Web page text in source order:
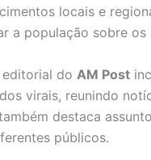
locais e
a população sobre
editorial do AM Post
virais, reunindo
destaca
públicos.